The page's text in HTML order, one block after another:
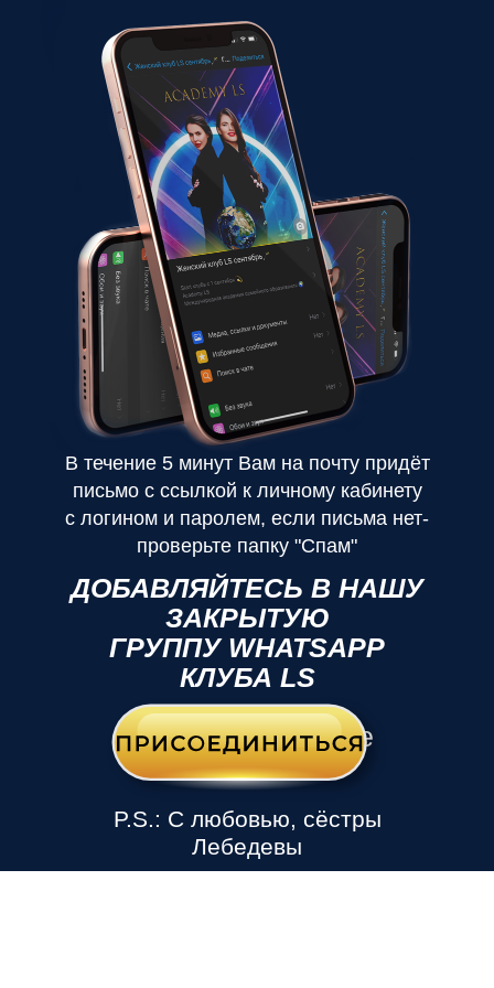
ДОБАВЛЯЙТЕСЬ В НАШУ
ЗАКРЫТУЮ
ГРУППУ WHATSAPP
КЛУБА LS
Жмите кнопку ниже
P.S.: С любовью, сёстры
Лебедевы
В течение 5 минут Вам на почту придёт
письмо с ссылкой к личному кабинету
с логином и паролем, если письма нет-
проверьте папку "Спам"